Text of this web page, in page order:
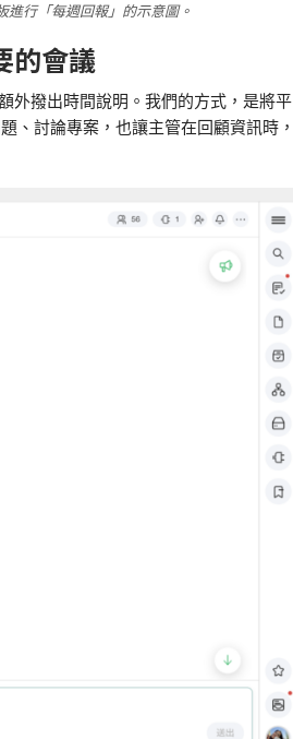
行「每週回報」的示意圖。
的會議
外撥出時間說明。我們的方式，是將平
、討論專案，也讓主管在回顧資訊時，